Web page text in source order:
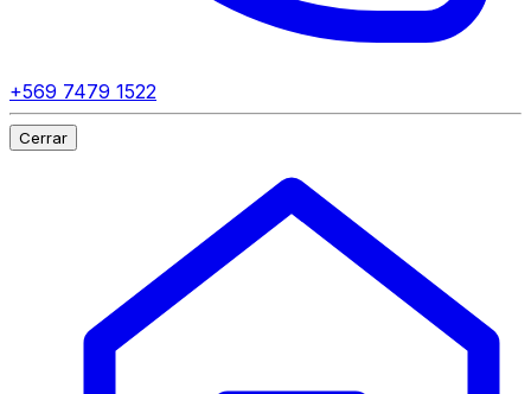
+569 7479 1522
Cerrar